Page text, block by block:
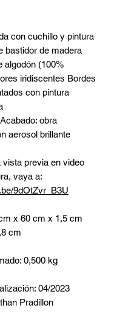
con cuchillo y pintura
bastidor de madera
algodón (100%
iridiscentes Bordes
con pintura
obra
aerosol brillante
vista previa en video
vaya a:
9dOtZvr_B3U
x 60 cm x 1,5 cm
cm
0,500 kg
04/2023
Pradillon